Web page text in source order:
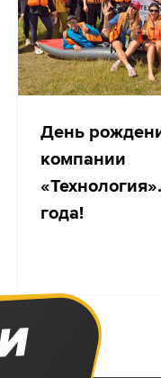
День
компании
года!